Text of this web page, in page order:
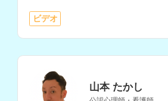
ビデオ
山本 たかし